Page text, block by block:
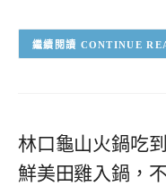
CONTINUE
林口龜山火鍋吃
鮮美田雞入鍋，